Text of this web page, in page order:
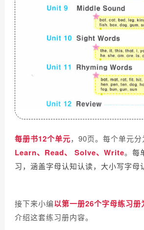
每册书12个单元，90页。每个单元分
Learn、Read、 Solve、Write。 每
习，涵盖字母认知认读，大小写字母
接下来小编以第一册26个字母练习册
介绍这套练习册内容。